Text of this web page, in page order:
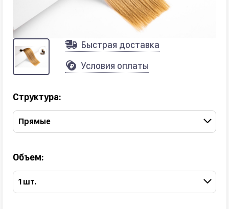
Быстрая доставка
Условия оплаты
Структура:
Прямые
Объем:
1 шт.